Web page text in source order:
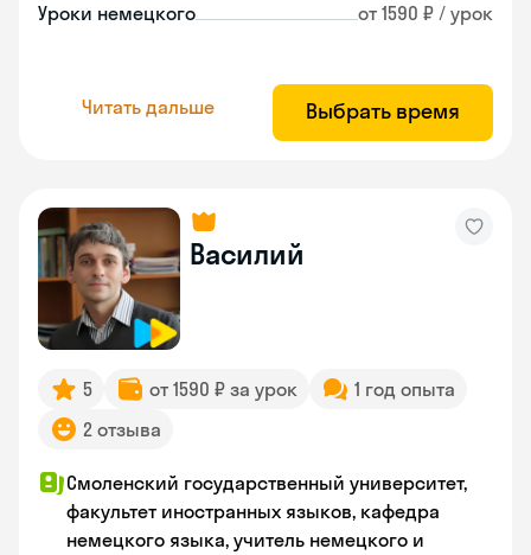
Уроки немецкого от 1590 ₽ / урок
Читать дальше Выбрать время
Василий
5 от 1590 ₽ за урок
1 год опыта
2 отзыва
Смоленский государственный университет,
факультет иностранных языков, кафедра
немецкого языка, учитель немецкого и